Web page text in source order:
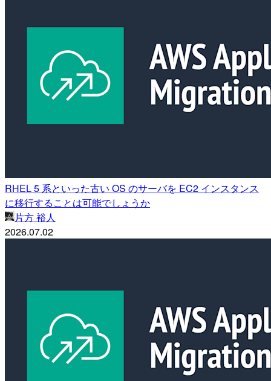
RHEL 5 系といった古い OS のサーバを EC2 インスタンス
に移行することは可能でしょうか
片方 裕人
2026.07.02